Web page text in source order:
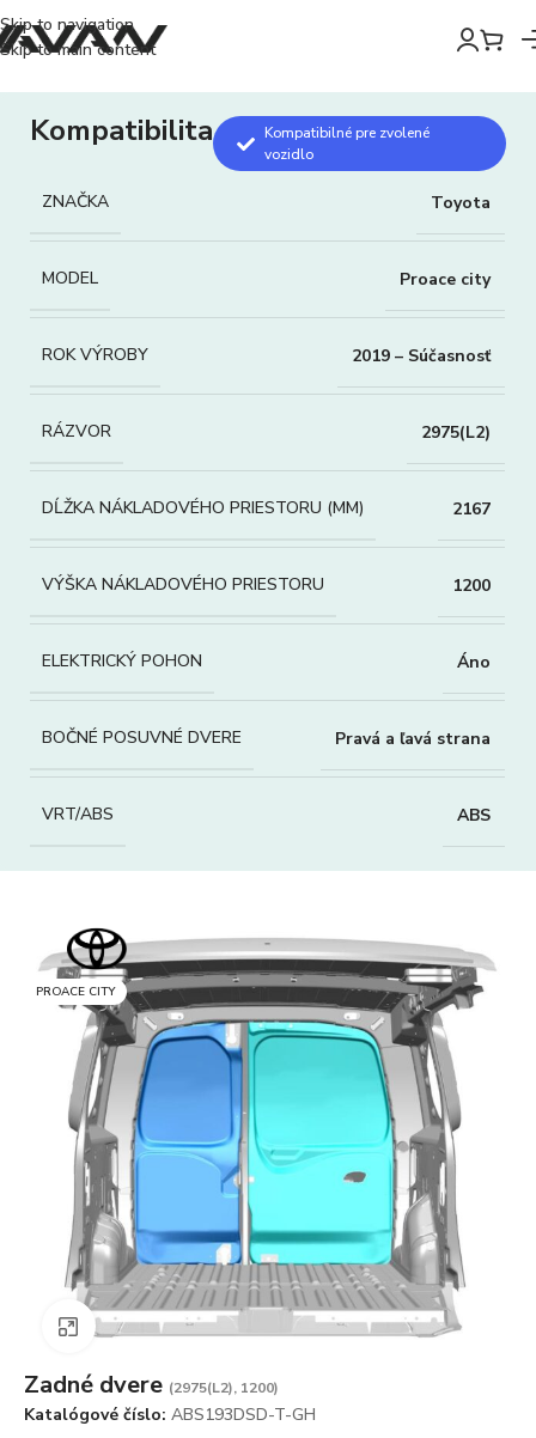
Skip to navigation
Skip to main content
Kompatibilita
Kompatibilné pre zvolené
vozidlo
ZNAČKA Toyota
MODEL Proace city
ROK VÝROBY 2019 – Súčasnosť
RÁZVOR 2975(L2)
DĹŽKA NÁKLADOVÉHO PRIESTORU (MM) 2167
VÝŠKA NÁKLADOVÉHO PRIESTORU 1200
ELEKTRICKÝ POHON Áno
BOČNÉ POSUVNÉ DVERE Pravá a ľavá strana
VRT/ABS ABS
PROACE CITY
Zväčšiť obrázok
Zadné dvere (2975(L2), 1200)
Katalógové číslo: ABS193DSD-T-GH